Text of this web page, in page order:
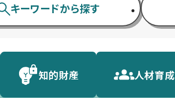
キーワードから探す
知的財産 人材育成